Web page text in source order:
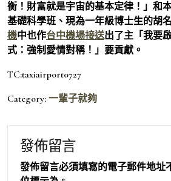
衡！財富就是宇宙的基本定律！」和
基礎科學班、現為一年級博士生的胡
機中也作台中機場接送出了主「我要
式：強制愛情對稱！」要貢獻。
TC:taxiairport0727
Category: 一輩子就夠
發佈留言
發佈留言必須填寫的電子郵件地址